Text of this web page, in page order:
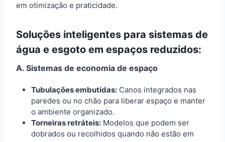
em otimização e praticidade.
Soluções inteligentes para sistemas de
água e esgoto em espaços reduzidos:
A. Sistemas de economia de espaço
Tubulações embutidas: Canos integrados nas
paredes ou no chão para liberar espaço e manter
o ambiente organizado.
Torneiras retráteis: Modelos que podem ser
dobrados ou recolhidos quando não estão em